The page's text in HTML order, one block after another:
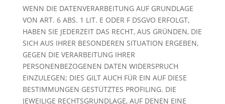
WENN DIE DATENVERARBEITUNG AUF GRUNDLAGE
VON ART. 6 ABS. 1 LIT. E ODER F DSGVO ERFOLGT,
HABEN SIE JEDERZEIT DAS RECHT, AUS GRÜNDEN, DIE
SICH AUS IHRER BESONDEREN SITUATION ERGEBEN,
GEGEN DIE VERARBEITUNG IHRER
PERSONENBEZOGENEN DATEN WIDERSPRUCH
EINZULEGEN; DIES GILT AUCH FÜR EIN AUF DIESE
BESTIMMUNGEN GESTÜTZTES PROFILING. DIE
JEWEILIGE RECHTSGRUNDLAGE, AUF DENEN EINE